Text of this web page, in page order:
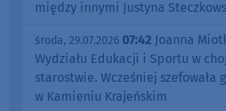
między innymi Justyna
środa, 29.07.2026 07:42 Joanna
Wydziału Edukacji i Sportu w
starostwie. Wcześniej szefowała
w Kamieniu Krajeńskim